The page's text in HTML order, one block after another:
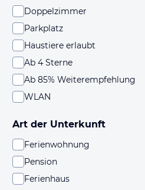
Doppelzimmer
Parkplatz
Haustiere erlaubt
Ab 4 Sterne
Ab 85% Weiterempfehlung
WLAN
Art der Unterkunft
Ferienwohnung
Pension
Ferienhaus